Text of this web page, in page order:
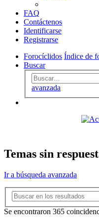
FAQ
Contáctenos
Identificarse
Registrarse
Forocíclidos Índice de
Buscar
avanzada
Temas sin
Ir a búsqueda avanzada
Se encontraron 365